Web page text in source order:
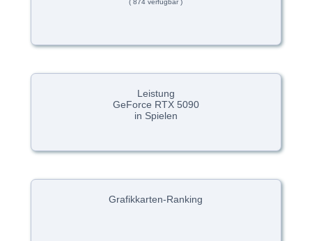
( 874 verfügbar )
Leistung
GeForce RTX 5090
in Spielen
Grafikkarten-Ranking